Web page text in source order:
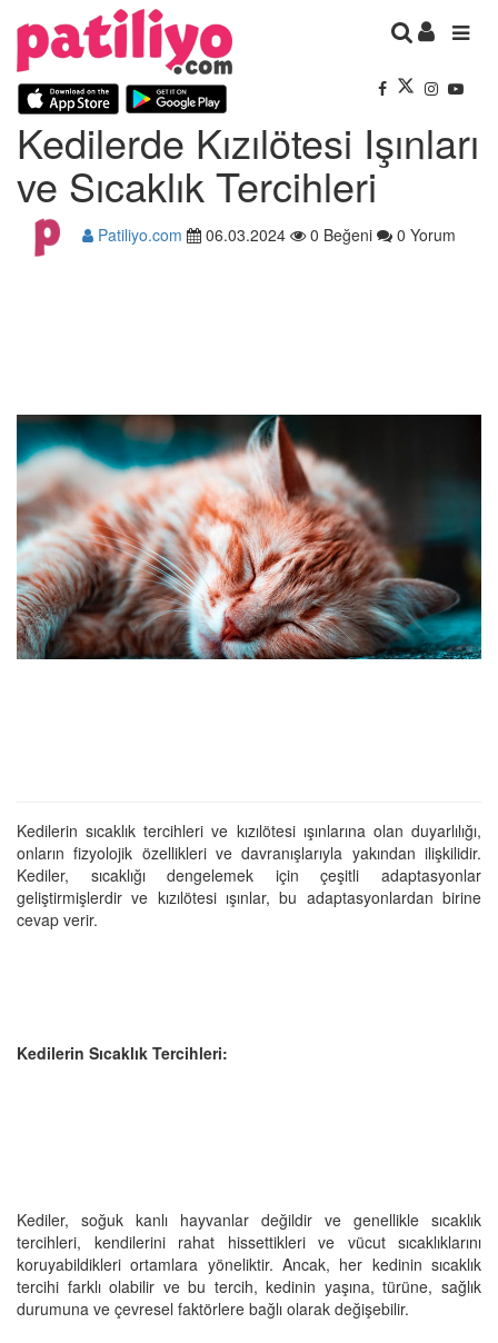
Kedilerde Kızılötesi Işınları
ve Sıcaklık Tercihleri
Patiliyo.com 06.03.2024 0 Beğeni 0 Yorum
Kedilerin sıcaklık tercihleri ve kızılötesi ışınlarına olan duyarlılığı,
onların fizyolojik özellikleri ve davranışlarıyla yakından ilişkilidir.
Kediler, sıcaklığı dengelemek için çeşitli adaptasyonlar
geliştirmişlerdir ve kızılötesi ışınlar, bu adaptasyonlardan birine
cevap verir.
Kedilerin Sıcaklık Tercihleri:
Kediler, soğuk kanlı hayvanlar değildir ve genellikle sıcaklık
tercihleri, kendilerini rahat hissettikleri ve vücut sıcaklıklarını
koruyabildikleri ortamlara yöneliktir. Ancak, her kedinin sıcaklık
tercihi farklı olabilir ve bu tercih, kedinin yaşına, türüne, sağlık
durumuna ve çevresel faktörlere bağlı olarak değişebilir.